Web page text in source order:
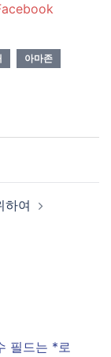
아마존
하여
필드는 *로